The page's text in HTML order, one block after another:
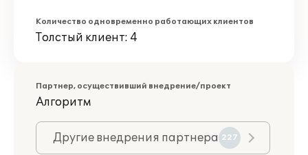
Количество одновременно работающих клиентов
Толстый клиент: 4
Партнер, осуществивший внедрение/проект
Алгоритм
Другие внедрения партнера 227